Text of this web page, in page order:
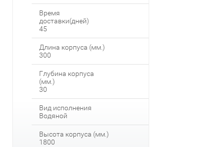
Время
доставки(дней)
45
Длина корпуса (мм.)
300
Глубина корпуса
(мм.)
30
Вид исполнения
Водяной
Высота корпуса (мм.)
1800